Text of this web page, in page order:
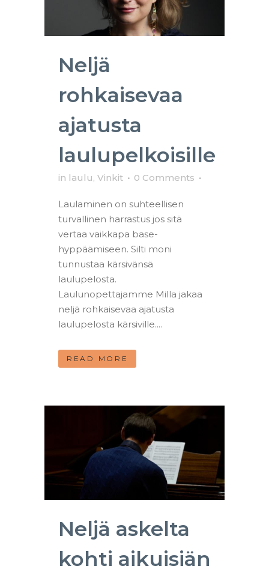
Neljä
rohkaisevaa
ajatusta
laulupelkoisille
in laulu, Vinkit 0 Comments
Laulaminen on suhteellisen
turvallinen harrastus jos sitä
vertaa vaikkapa base-
hyppäämiseen. Silti moni
tunnustaa kärsivänsä
laulupelosta.
Laulunopettajamme Milla jakaa
neljä rohkaisevaa ajatusta
laulupelosta kärsiville....
READ MORE
Neljä askelta
kohti aikuisiän